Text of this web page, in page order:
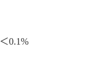
0.1%